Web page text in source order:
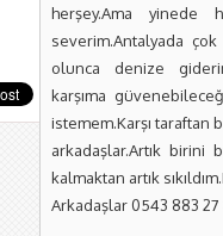
herşey.Ama yinede
severim.Antalyada
olunca denize
karşıma
istemem.Karşı
arkadaşlar.Artık birini
kalmaktan artık
Arkadaşlar 0543 883 27